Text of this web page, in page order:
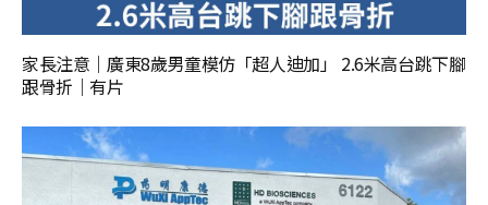
家長注意｜廣東8歲男童模仿「超人迪加」 2.6米高台跳下腳
跟骨折｜有片